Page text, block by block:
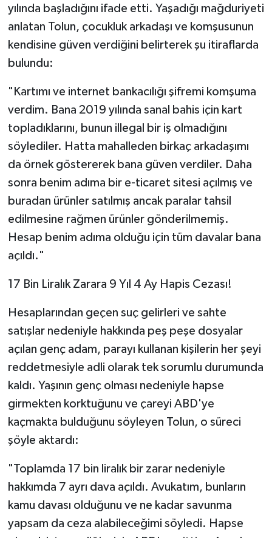
yılında başladığını ifade etti. Yaşadığı mağduriyeti
anlatan Tolun, çocukluk arkadaşı ve komşusunun
kendisine güven verdiğini belirterek şu itiraflarda
bulundu:
"Kartımı ve internet bankacılığı şifremi komşuma
verdim. Bana 2019 yılında sanal bahis için kart
topladıklarını, bunun illegal bir iş olmadığını
söylediler. Hatta mahalleden birkaç arkadaşımı
da örnek göstererek bana güven verdiler. Daha
sonra benim adıma bir e-ticaret sitesi açılmış ve
buradan ürünler satılmış ancak paralar tahsil
edilmesine rağmen ürünler gönderilmemiş.
Hesap benim adıma olduğu için tüm davalar bana
açıldı."
17 Bin Liralık Zarara 9 Yıl 4 Ay Hapis Cezası!
Hesaplarından geçen suç gelirleri ve sahte
satışlar nedeniyle hakkında peş peşe dosyalar
açılan genç adam, parayı kullanan kişilerin her şeyi
reddetmesiyle adli olarak tek sorumlu durumunda
kaldı. Yaşının genç olması nedeniyle hapse
girmekten korktuğunu ve çareyi ABD'ye
kaçmakta bulduğunu söyleyen Tolun, o süreci
şöyle aktardı:
"Toplamda 17 bin liralık bir zarar nedeniyle
hakkımda 7 ayrı dava açıldı. Avukatım, bunların
kamu davası olduğunu ve ne kadar savunma
yapsam da ceza alabileceğimi söyledi. Hapse
İletişim
Künye